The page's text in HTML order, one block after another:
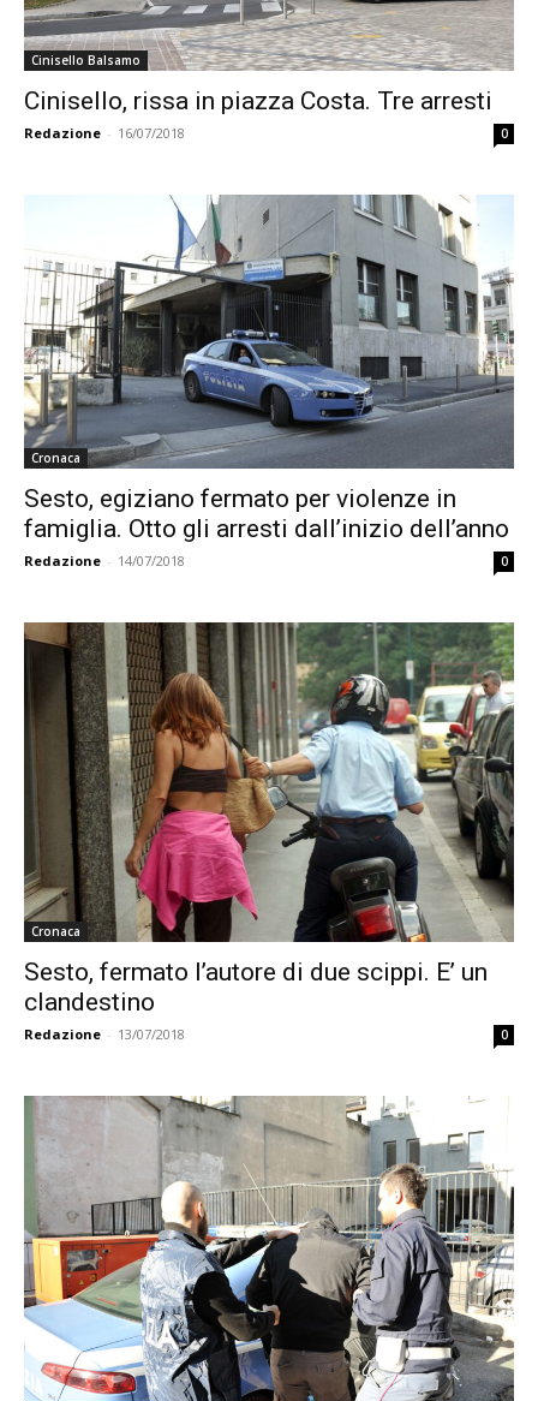
Cinisello Balsamo
Cinisello, rissa in piazza Costa. Tre arresti
Redazione - 16/07/2018 0
Cronaca
Sesto, egiziano fermato per violenze in
famiglia. Otto gli arresti dall’inizio dell’anno
Redazione - 14/07/2018 0
Cronaca
Sesto, fermato l’autore di due scippi. E’ un
clandestino
Redazione - 13/07/2018 0